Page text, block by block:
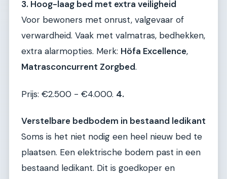
3. Hoog-laag bed met extra veiligheid
Voor bewoners met onrust, valgevaar of
verwardheid. Vaak met valmatras, bedhekken,
extra alarmopties. Merk: Höfa Excellence,
Matrasconcurrent Zorgbed.
Prijs: €2.500 - €4.000. 4.
Verstelbare bedbodem in bestaand ledikant
Soms is het niet nodig een heel nieuw bed te
plaatsen. Een elektrische bodem past in een
bestaand ledikant. Dit is goedkoper en